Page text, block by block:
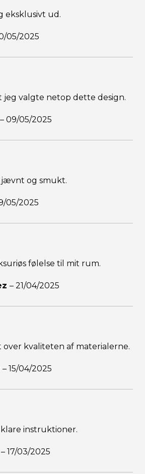
eksklusivt ud.
05/2025
jeg valgte netop dette design.
– 09/05/2025
jævnt og smukt.
05/2025
følelse til mit rum.
– 21/04/2025
over kvaliteten af materialerne.
– 15/04/2025
instruktioner.
– 17/03/2025